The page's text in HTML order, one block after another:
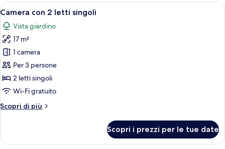
Adults
2
children)
Apri
tutte
le
foto
per
Camera
con
2
singoli
Una camera d'albergo con un letto,
3
Camera con 2 letti singoli
Vista giardino
17 m²
1 camera
Per 3 persone
2 letti singoli
Wi-Fi gratuito
Scopri di più
Altri
con
Scopri i prezzi per le tue date